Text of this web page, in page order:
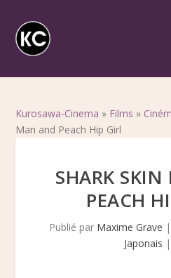
Kurosawa-Cinema » Films »
Man and Peach Hip Girl
SHARK
PEACH
Publié par Maxime Grave |
Japonais |